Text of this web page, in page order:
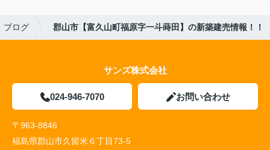
ブログ 郡山市【富久山町福原字一斗蒔田】の新築建売情報！！
サンズ株式会社
024-946-7070 お問い合わせ
〒963-8846
福島県郡山市久留米６丁目73-5